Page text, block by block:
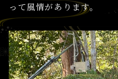
って風情があります。